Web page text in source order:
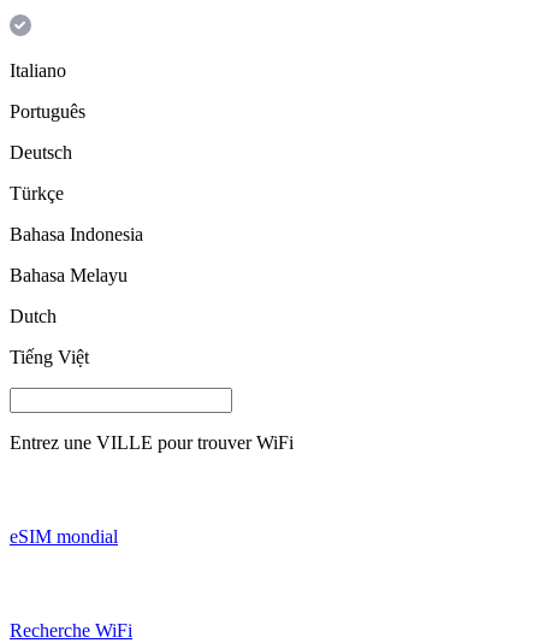
Italiano
Português
Deutsch
Türkçe
Bahasa Indonesia
Bahasa Melayu
Dutch
Tiếng Việt
Entrez une VILLE pour trouver WiFi
eSIM mondial
Recherche WiFi